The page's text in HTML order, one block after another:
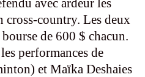
cross-country. Les deux
de 600 $ chacun.
performances de
et Maïka Deshaies